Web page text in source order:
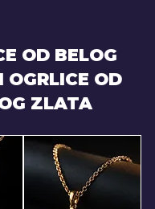
OD BELOG
OGRLICE OD
ZLATA